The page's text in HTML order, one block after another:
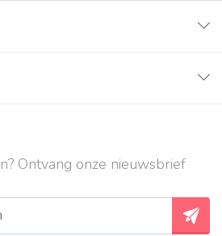
Ontvang onze nieuwsbrief